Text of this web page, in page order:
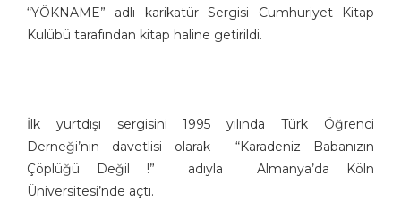
Birol Çün
Burak Ergin
Bülent Cevdet Karaköse
Bülent Dağaşan
Bülent Oktay
“YÖKNAME” adlı karikatür Sergisi Cumhuriyet Kitap
Kulübü tarafından kitap haline getirildi.
İlk yurtdışı sergisini 1995 yılında Türk Öğrenci
Derneği’nin davetlisi olarak “Karadeniz Babanızın
Çöplüğü Değil !” adıyla Almanya’da Köln
Üniversitesi’nde açtı.